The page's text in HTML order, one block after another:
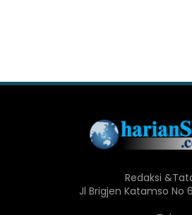
Redaksi
Jl Brigjen Katamso No